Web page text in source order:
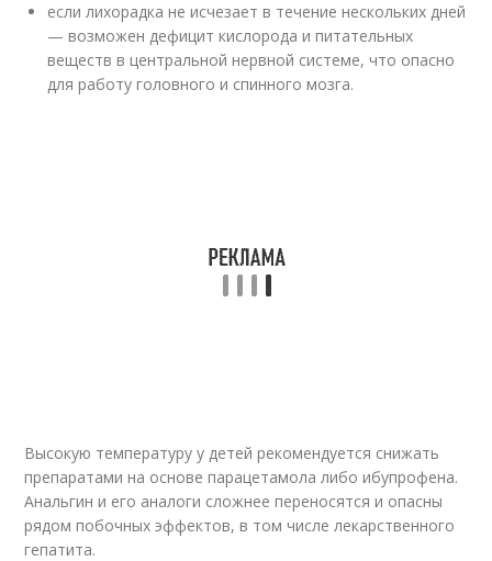
если лихорадка не исчезает в течение нескольких дней
— возможен дефицит кислорода и питательных
веществ в центральной нервной системе, что опасно
для работу головного и спинного мозга.
Высокую температуру у детей рекомендуется снижать
препаратами на основе парацетамола либо ибупрофена.
Анальгин и его аналоги сложнее переносятся и опасны
рядом побочных эффектов, в том числе лекарственного
гепатита.